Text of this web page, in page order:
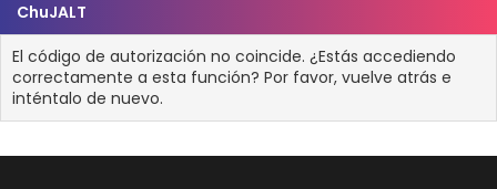
ChuJALT
El código de autorización no coincide. ¿Estás accediendo
correctamente a esta función? Por favor, vuelve atrás e
inténtalo de nuevo.